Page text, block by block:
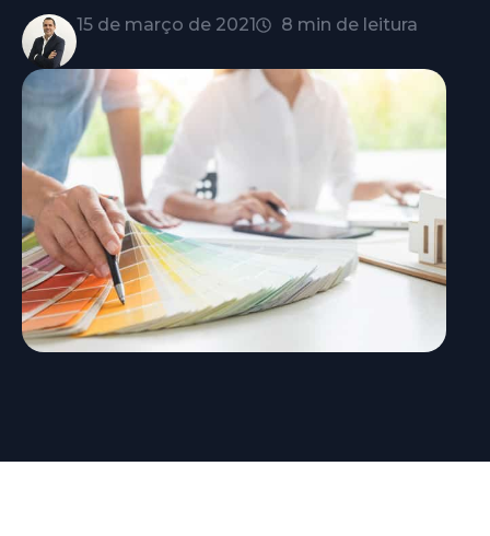
15 de março de 2021 8 min de leitura